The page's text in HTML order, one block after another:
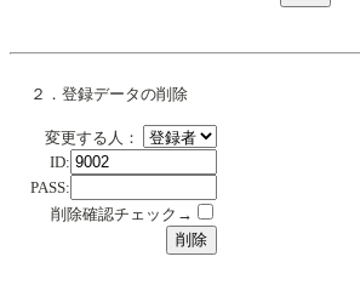
２．登録データの削除
変更する人：
ID:
PASS:
削除確認チェック→